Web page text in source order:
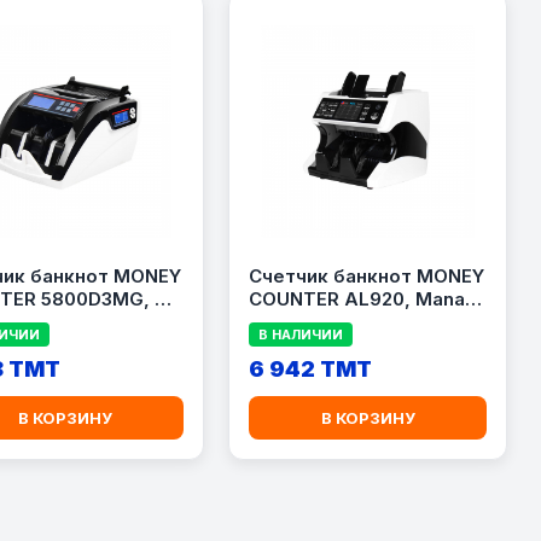
банкнот MONEY
5800D3MG, до
мин,
IR детекция
TMT
В КОРЗИНУ
Счетчик банкнот MONEY
COUNTER AL920, Manat
Detect, 3.5\" TFT
дисплей, суммирование,
поддержка принтера
В НАЛИЧИИ
6 942 TMT
В КОРЗИНУ